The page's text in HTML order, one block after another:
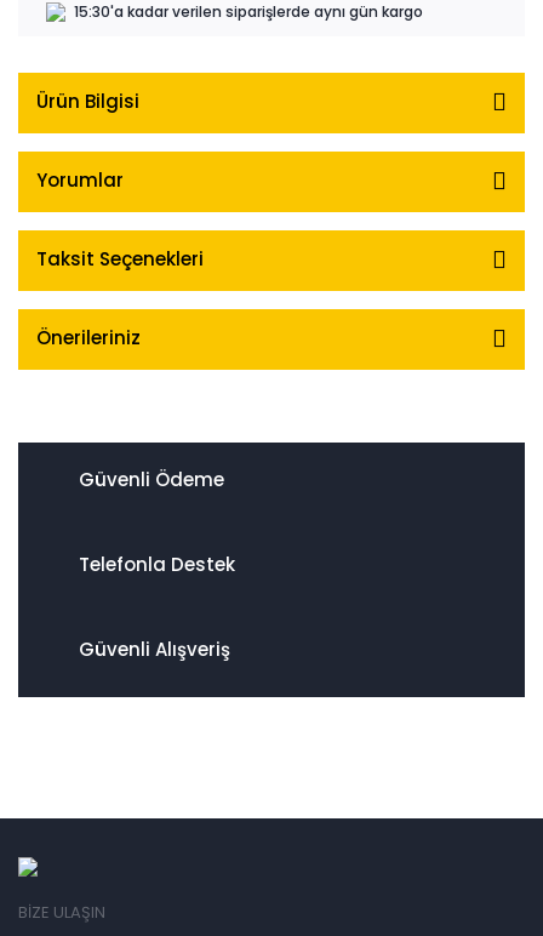
15:30'a kadar verilen siparişlerde aynı gün kargo
Ürün Bilgisi
Yorumlar
Taksit Seçenekleri
Önerileriniz
Güvenli Ödeme
Telefonla Destek
Güvenli Alışveriş
BİZE ULAŞIN